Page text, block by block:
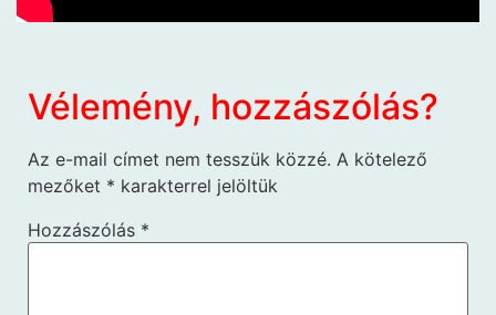
Vélemény, hozzászólás?
Az e-mail címet nem tesszük közzé. A kötelező
mezőket * karakterrel jelöltük
Hozzászólás *